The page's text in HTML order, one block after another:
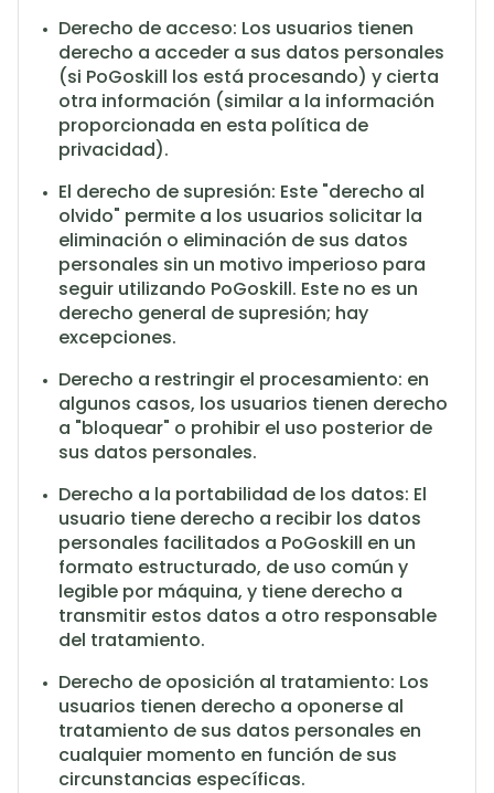
Derecho de acceso: Los usuarios tienen
derecho a acceder a sus datos personales
(si PoGoskill los está procesando) y cierta
otra información (similar a la información
proporcionada en esta política de
privacidad).
El derecho de supresión: Este "derecho al
olvido" permite a los usuarios solicitar la
eliminación o eliminación de sus datos
personales sin un motivo imperioso para
seguir utilizando PoGoskill. Este no es un
derecho general de supresión; hay
excepciones.
Derecho a restringir el procesamiento: en
algunos casos, los usuarios tienen derecho
a "bloquear" o prohibir el uso posterior de
sus datos personales.
Derecho a la portabilidad de los datos: El
usuario tiene derecho a recibir los datos
personales facilitados a PoGoskill en un
formato estructurado, de uso común y
legible por máquina, y tiene derecho a
transmitir estos datos a otro responsable
del tratamiento.
Derecho de oposición al tratamiento: Los
usuarios tienen derecho a oponerse al
tratamiento de sus datos personales en
cualquier momento en función de sus
circunstancias específicas.